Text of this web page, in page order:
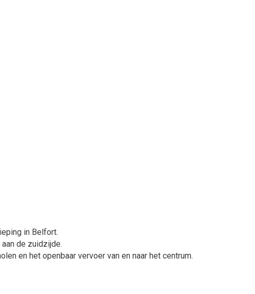
in Belfort.
de zuidzijde.
en het openbaar vervoer van en naar het centrum.